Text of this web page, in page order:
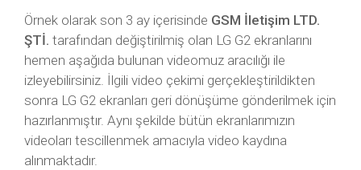
Örnek olarak son 3 ay içerisinde GSM İletişim LTD.
ŞTİ. tarafından değiştirilmiş olan LG G2 ekranlarını
hemen aşağıda bulunan videomuz aracılığı ile
izleyebilirsiniz. İlgili video çekimi gerçekleştirildikten
sonra LG G2 ekranları geri dönüşüme gönderilmek için
hazırlanmıştır. Aynı şekilde bütün ekranlarımızın
videoları tescillenmek amacıyla video kaydına
alınmaktadır.